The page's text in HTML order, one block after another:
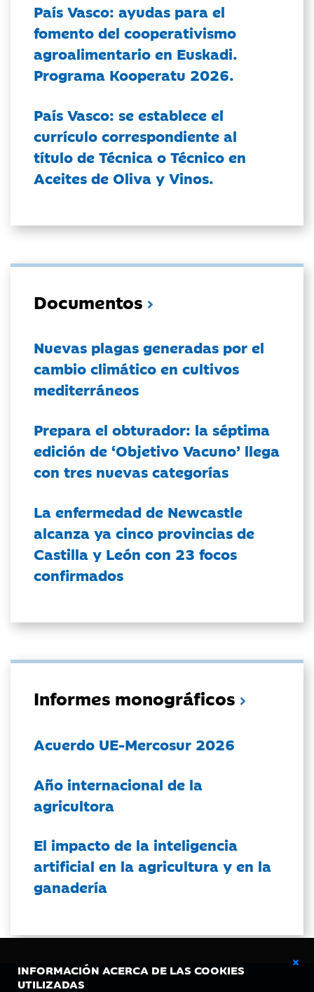
INFORMACIÓN ACERCA DE LAS COOKIES
UTILIZADAS
País Vasco: ayudas para el
fomento del cooperativismo
agroalimentario en Euskadi.
Programa Kooperatu 2026.
País Vasco: se establece el
currículo correspondiente al
título de Técnica o Técnico en
Aceites de Oliva y Vinos.
Documentos
Nuevas plagas generadas por el
cambio climático en cultivos
mediterráneos
Prepara el obturador: la séptima
edición de ‘Objetivo Vacuno’ llega
con tres nuevas categorías
La enfermedad de Newcastle
alcanza ya cinco provincias de
Castilla y León con 23 focos
confirmados
Informes monográficos
Acuerdo UE-Mercosur 2026
Año internacional de la
agricultora
El impacto de la inteligencia
artificial en la agricultura y en la
ganadería